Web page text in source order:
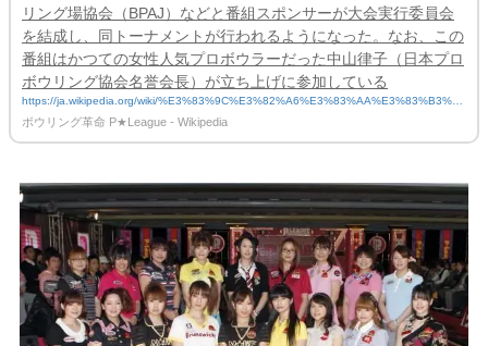
リング場協会（BPAJ）などと番組スポンサーが大会実行委員会
を結成し、同トーナメントが行われるようになった。なお、この
番組はかつての女性人気プロボウラーだった中山律子（日本プロ
ボウリング協会名誉会長）が立ち上げに参加している
https://ja.wikipedia.org/wiki/%E3%83%9C%E3%82%A6%E3%83%AA%E3%83%B3%E
3%82%B0%E9%9D%A9%E5%91%BD_P%E2%98%85League
ボウリング革命 P★League - Wikipedia